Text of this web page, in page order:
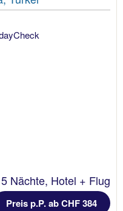
5 Nächte, Hotel + Flug
Preis p.P. ab CHF 384